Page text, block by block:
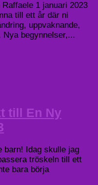
1 januari 2023
till ett år där ni
uppvaknande,
Nya begynnelser,...
till En Ny
Idag skulle jag
tröskeln till ett
bara börja